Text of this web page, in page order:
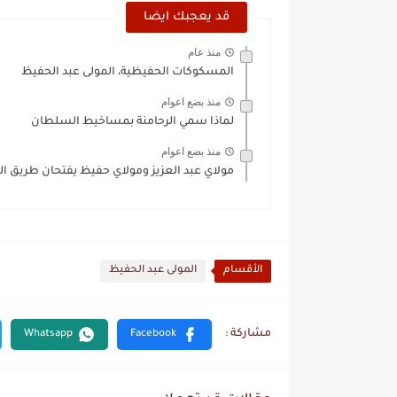
قد يعجبك ايضا
منذ عام
المسكوكات الحفيظية، المولى عبد الحفيظ
منذ بضع اعوام
لماذا سمي الرحامنة بمساخيط السلطان
منذ بضع اعوام
مولاي عبد العزيز ومولاي حفيظ يفتحان طريق
الأقسام المولى عبد الحفيظ